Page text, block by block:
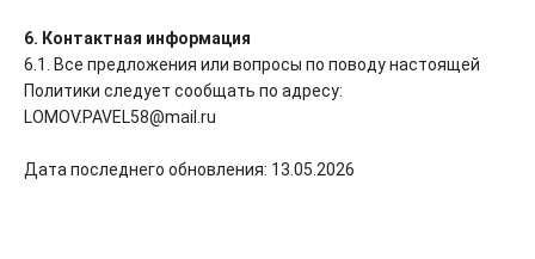
6. Контактная информация
6.1. Все предложения или вопросы по поводу настоящей
Политики следует сообщать по адресу:
LOMOV.PAVEL58@mail.ru
Дата последнего обновления: 13.05.2026